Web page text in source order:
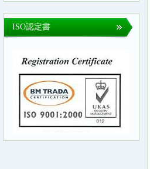
ISO認定書